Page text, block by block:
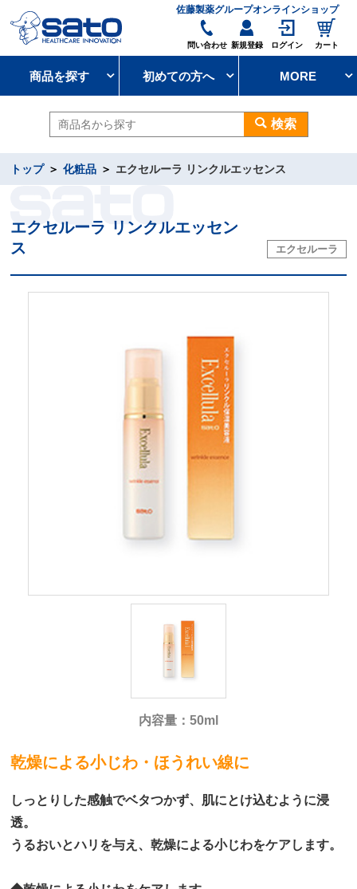
佐藤製薬グループオンラインショップ
問い合わせ 新規登録 ログイン カート
商品を探す 初めての方へ MORE
検索
トップ 化粧品 エクセルーラ リンクルエッセンス
エクセルーラ リンクルエッセン
ス
エクセルーラ
内容量：50ml
乾燥による小じわ・ほうれい線に
しっとりした感触でベタつかず、肌にとけ込むように浸
透。
うるおいとハリを与え、乾燥による小じわをケアします。